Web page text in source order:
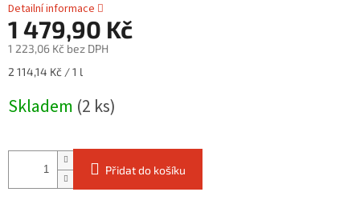
Detailní informace
1 479,90 Kč
1 223,06 Kč bez DPH
Měrná
2 114,14 Kč / 1 l
Skladem (2 ks)
Přidat do košíku